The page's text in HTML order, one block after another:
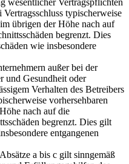
wesentlicher Vertragspflichten
typischerweise
übrigen der Höhe nach auf
begrenzt. Dies
wie insbesondere
außer bei der
und Gesundheit oder
Verhalten des Betreibers
vorhersehbaren
nach auf die
begrenzt. Dies gilt
entgangenen
a bis c gilt sinngemäß